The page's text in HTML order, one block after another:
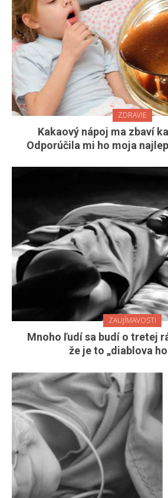
ZDRAVIE
Kakaový nápoj ma zbaví
Odporúčila mi ho moja
ZAUJÍMAVOSTI
Mnoho ľudí sa budí o tretej
že je to „diablova